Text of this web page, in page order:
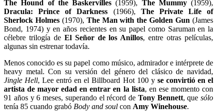
The Hound of the Baskervilles (1959), The Mummy(1959),
Dracula: Prince of Darkness (1966), The Private Life of
Sherlock Holmes(1970), The Man with the Golden Gun (James
Bond, 1974) y en años recientes en su papel como Saruman en la
célebre trilogía de El Señor de los Anillos, entre otras películas,
algunas sin estrenar todavía.
Menos conocido es su papel como músico, admirador e intérprete de
heavy metal. Con su versión del género del clásico de navidad,
Jingle Hell, Lee entró en el Billboard Hot 100 y se convirtió en el
artista de mayor edad en entrar en la lista, en ese momento con
91 años y 6 meses, superando el récord de Tony Bennett, que sólo
tenía 85 cuando grabó Body and soul con Amy Winehouse.